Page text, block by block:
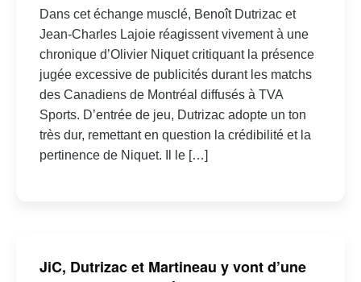
Dans cet échange musclé, Benoît Dutrizac et
Jean-Charles Lajoie réagissent vivement à une
chronique d’Olivier Niquet critiquant la présence
jugée excessive de publicités durant les matchs
des Canadiens de Montréal diffusés à TVA
Sports. D’entrée de jeu, Dutrizac adopte un ton
très dur, remettant en question la crédibilité et la
pertinence de Niquet. Il le […]
JiC, Dutrizac et Martineau y vont d’une